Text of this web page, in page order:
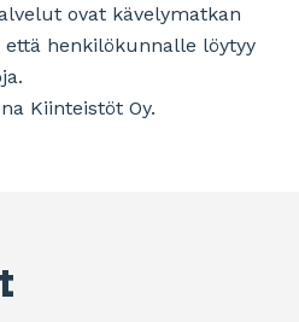
ovat kävelymatkan
että henkilökunnalle löytyy
Kiinteistöt Oy.